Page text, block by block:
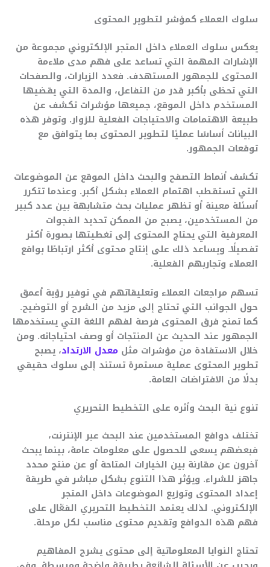
سلوك العملاء كمؤشر لتطوير المحتوى
يعكس سلوك العملاء داخل المتجر الإلكتروني مجموعة من
الإشارات المهمة التي تساعد على فهم مدى ملاءمة
المحتوى للجمهور المستهدف. فعدد الزيارات، والصفحات
التي تحظى بأكبر قدر من التفاعل، والمدة التي يقضيها
المستخدم داخل الموقع، جميعها مؤشرات تكشف عن
طبيعة الاهتمامات والاحتياجات الفعلية للزوار. وتوفر هذه
البيانات أساسًا عمليًا لتطوير المحتوى بما يتوافق مع
توقعات الجمهور.
تكشف أنماط التصفح والبحث داخل الموقع عن الموضوعات
التي تستقطب اهتمام العملاء بشكل أكبر. وعندما تتكرر
أسئلة معينة أو تظهر عمليات بحث متشابهة بين عدد كبير
من المستخدمين، يصبح من الممكن تحديد الفجوات
المعرفية التي يحتاج المحتوى إلى تغطيتها بصورة أكثر
تفصيلًا. ويساعد ذلك على إنتاج محتوى أكثر ارتباطًا بواقع
العملاء وتجاربهم الفعلية.
تسهم مراجعات العملاء وتعليقاتهم في توفير رؤية أعمق
حول الجوانب التي تحتاج إلى مزيد من الشرح أو التوضيح.
كما تمنح فرق المحتوى فرصة لفهم اللغة التي يستخدمها
الجمهور عند الحديث عن المنتجات أو وصف احتياجاته. ومن
خلال الاستفادة من مؤشرات مثل معدل الارتداد، يصبح
تطوير المحتوى عملية مستمرة تستند إلى سلوك حقيقي
بدلًا من الافتراضات العامة.
تنوع نية البحث وأثره على التخطيط التحريري
تختلف دوافع المستخدمين عند البحث عبر الإنترنت،
فبعضهم يسعى للحصول على معلومات عامة، بينما يبحث
آخرون عن مقارنة بين الخيارات المتاحة أو عن منتج محدد
جاهز للشراء. ويؤثر هذا التنوع بشكل مباشر في طريقة
إعداد المحتوى وتوزيع الموضوعات داخل المتجر
الإلكتروني. لذلك يعتمد التخطيط التحريري الفعّال على
فهم هذه الدوافع وتقديم محتوى مناسب لكل مرحلة.
تحتاج النوايا المعلوماتية إلى محتوى يشرح المفاهيم